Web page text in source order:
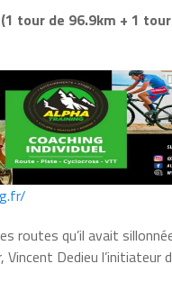
tour de 96.9km + 1
routes qu’il avait
Vincent Dedieu l’initiateur